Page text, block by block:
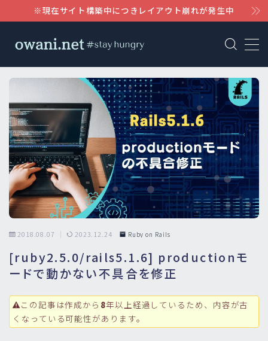
※現在サイト構築中につきレイアウト崩れが発生中
MENU
WordPress
Notion
Claude
2018.08.07 2023.12.24 Ruby on Rails
[ruby2.5.0/rails5.1.6] productionモ
ードで動かない不具合を修正
この記事は作成から 8年以上経過しているため、内容が古
くなっている可能性があります。